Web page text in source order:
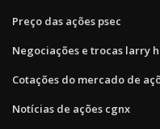
Preço das ações psec
Negociações e trocas larry
Cotações do mercado de
Notícias de ações cgnx